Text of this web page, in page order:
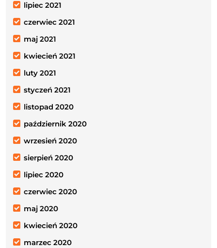
lipiec 2021
czerwiec 2021
maj 2021
kwiecień 2021
luty 2021
styczeń 2021
listopad 2020
październik 2020
wrzesień 2020
sierpień 2020
lipiec 2020
czerwiec 2020
maj 2020
kwiecień 2020
marzec 2020